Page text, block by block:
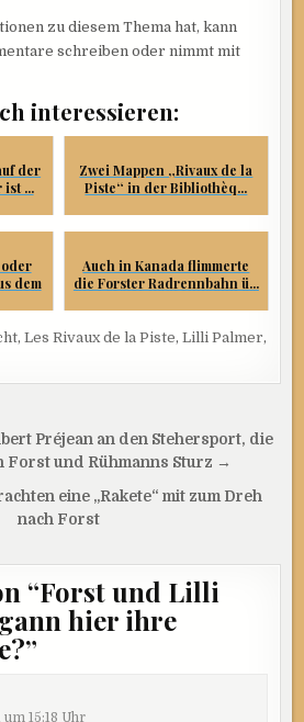
zu diesem Thema hat, kann
schreiben oder nimmt mit
interessieren:
der
ist ...
Zwei Mappen „Rivaux de la
Piste“ in der Bibliothèq...
dem
Auch in Kanada flimmerte
die Forster Radrennbahn ü...
,Les Rivaux de la Piste,Lilli Palmer,
Préjean an den Stehersport, die
Forst und Rühmanns Sturz →
eine „Rakete“ mit zum Dreh
nach Forst
“Forst und Lilli
hier ihre
”
15:18 Uhr